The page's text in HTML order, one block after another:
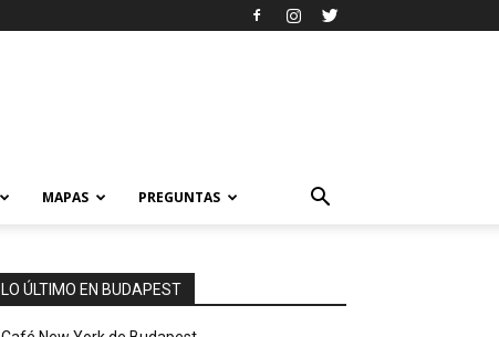
MAPAS PREGUNTAS
LO ÚLTIMO EN BUDAPEST